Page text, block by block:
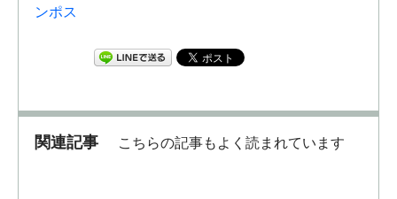
ンポス
関連記事 こちらの記事もよく読まれています